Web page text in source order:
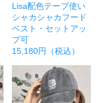
Lisa配色テープ使い
シャカシャカフード
ベスト・セットアッ
プ可
15,180円（税込）